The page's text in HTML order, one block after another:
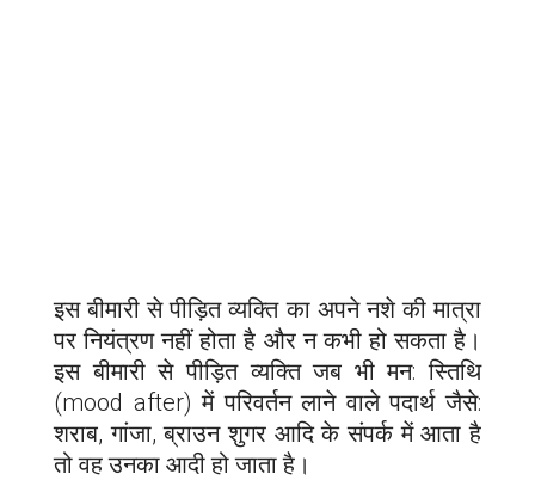
इस बीमारी से पीड़ित व्यक्ति का अपने नशे की मात्रा
पर नियंत्रण नहीं होता है और न कभी हो सकता है।
इस बीमारी से पीड़ित व्यक्ति जब भी मन: स्तिथि
(mood after) में परिवर्तन लाने वाले पदार्थ जैसे:
शराब, गांजा, ब्राउन शुगर आदि के संपर्क में आता है
तो वह उनका आदी हो जाता है।